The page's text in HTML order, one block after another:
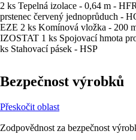
2 ks Tepelná izolace - 0,64 m -
prstenec červený jednoprůduch -
EZE 2 ks Komínová vložka - 200
IZOSTAT 1 ks Spojovací hmota
ks Stahovací pásek - HSP
Bezpečnost výrobků
Přeskočit oblast
Zodpovědnost za bezpečnost